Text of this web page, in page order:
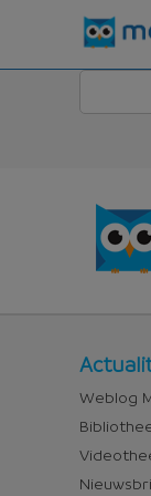
en
media
Weblog